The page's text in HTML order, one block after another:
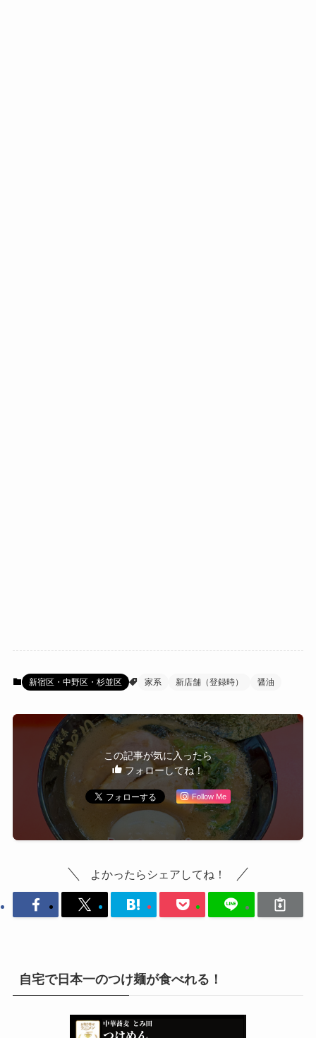
新宿区・中野区・杉並区 家系 新店舗（登録時） 醤油
この記事が気に入ったら
フォローしてね！
Follow Me
よかったらシェアしてね！
自宅で日本一のつけ麺が食べれる！